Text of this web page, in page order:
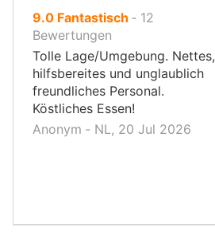
9.0von
10,
Fantastisch ‐ 12
Bewertungen
Tolle Lage/Umgebung. Nettes,
hilfsbereites und unglaublich
freundliches Personal.
Köstliches Essen!
Anonym ‐ NL, 20 Jul 2026